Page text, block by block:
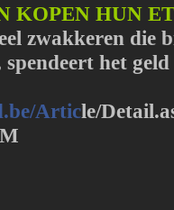
KOPEN HUN
zwakkeren die
het
Article/